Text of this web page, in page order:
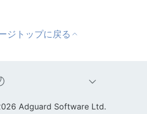
ジトップに戻る
Adguard Software Ltd.